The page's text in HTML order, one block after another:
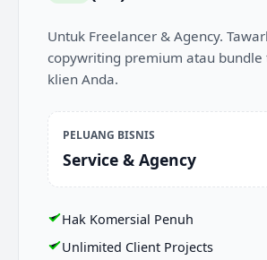
Untuk Freelancer & Agency.
copywriting premium atau bundle
klien Anda.
PELUANG BISNIS
Service & Agency
Hak Komersial Penuh
Unlimited Client Projects